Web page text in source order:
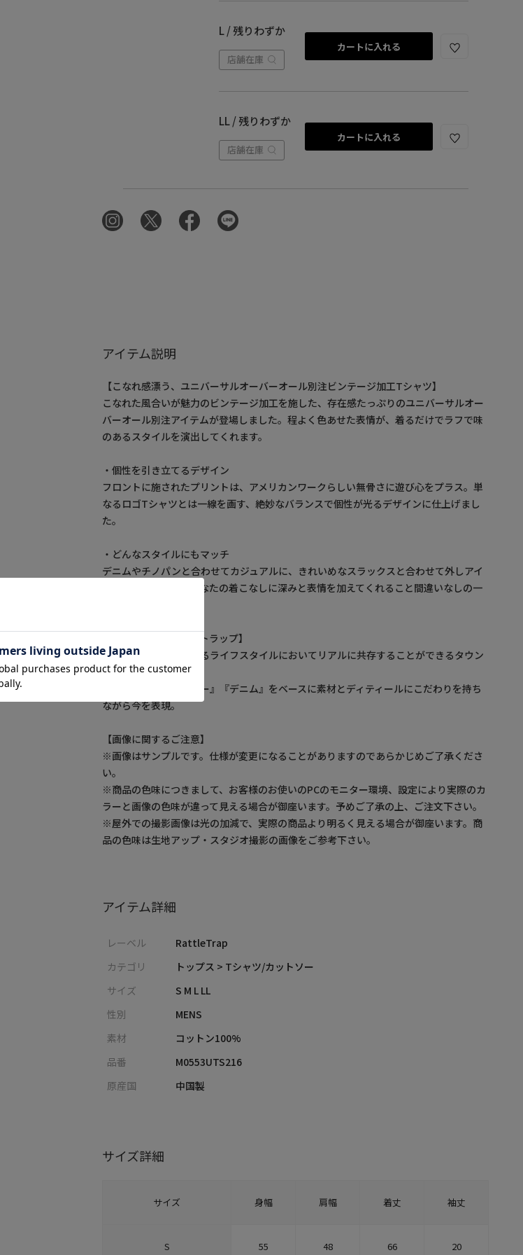
L / 残りわずか
店舗在庫
カートに入れる
LL / 残りわずか
店舗在庫
カートに入れる
アイテム説明
【こなれ感漂う、ユニバーサルオーバーオール別注ビンテージ加工Tシャツ】
こなれた風合いが魅力のビンテージ加工を施した、存在感たっぷりのユニバーサルオー
バーオール別注アイテムが登場しました。程よく色あせた表情が、着るだけでラフで味
のあるスタイルを演出してくれます。
・個性を引き立てるデザイン
フロントに施されたプリントは、アメリカンワークらしい無骨さに遊び心をプラス。単
なるロゴTシャツとは一線を画す、絶妙なバランスで個性が光るデザインに仕上げまし
た。
・どんなスタイルにもマッチ
デニムやチノパンと合わせてカジュアルに、きれいめなスラックスと合わせて外しアイ
テムとしても活躍。あなたの着こなしに深みと表情を加えてくれること間違いなしの一
【Rattle Trap/ラトルトラップ】
時代と共に変化し続けるライフスタイルにおいてリアルに共存することができるタウン
ウェア。
『ワーク』『ミリタリー』『デニム』をベースに素材とディティールにこだわりを持ち
ながら今を表現。
【画像に関するご注意】
※画像はサンプルです。仕様が変更になることがありますのであらかじめご了承くださ
い。
※商品の色味につきまして、お客様のお使いのPCのモニター環境、設定により実際のカ
ラーと画像の色味が違って見える場合が御座います。予めご了承の上、ご注文下さい。
※屋外での撮影画像は光の加減で、実際の商品より明るく見える場合が御座います。商
品の色味は生地アップ・スタジオ撮影の画像をご参考下さい。
アイテム詳細
レーベル
RattleTrap
カテゴリ
トップス > Tシャツ/カットソー
サイズ
S M L LL
性別
MENS
素材
コットン100%
品番
M0553UTS216
原産国
中国製
サイズ詳細
サイズ 身幅 肩幅 着丈 袖丈
S 55 48 66 20